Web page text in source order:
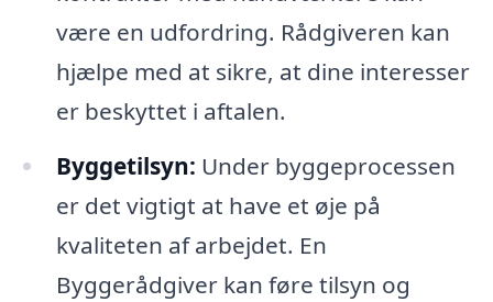
være en udfordring. Rådgiveren kan
hjælpe med at sikre, at dine interesser
er beskyttet i aftalen.
Byggetilsyn: Under byggeprocessen
er det vigtigt at have et øje på
kvaliteten af arbejdet. En
Byggerådgiver kan føre tilsyn og